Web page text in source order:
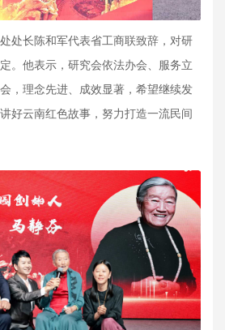
处长陈和军代表省工商联致辞，对研
。他表示，研究会依法办会、服务立
，理念先进、成效显著，希望继续发
好云南红色故事，努力打造一流民间